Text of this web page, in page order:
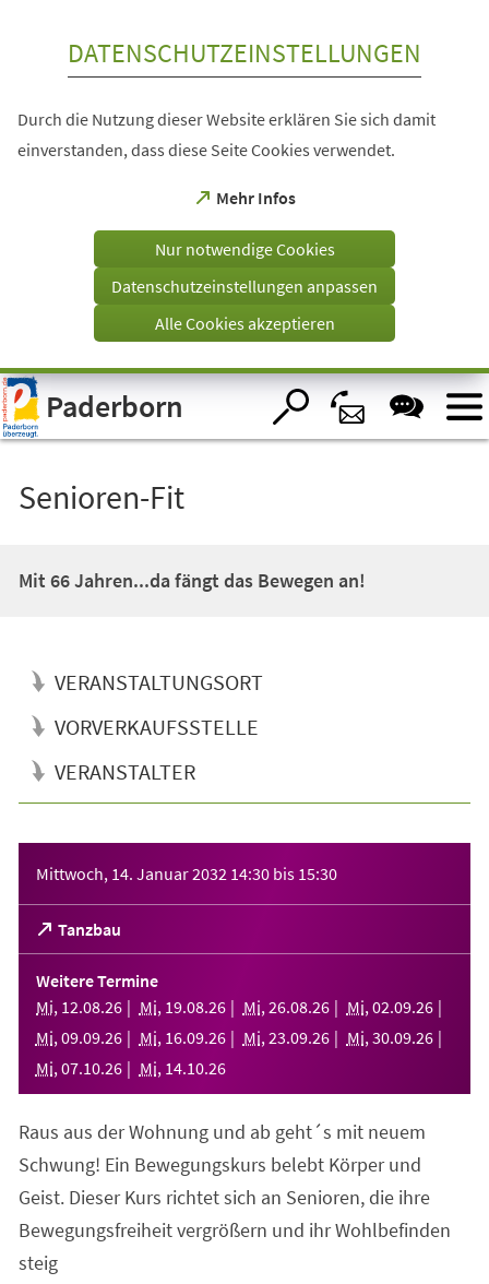
Visuelle
Assistenzsoftware
öffnen.
DATENSCHUTZEINSTELLUNGEN
Durch die Nutzung dieser Website erklären Sie sich damit
einverstanden, dass diese Seite Cookies verwendet.
Mehr Infos
(Öffnet
einem
Tab)
Nur notwendige Cookies
Datenschutzeinstellungen anpassen
Alle Cookies akzeptieren
Paderborn
Senioren-Fit
Mit 66 Jahren...da fängt das Bewegen an!
VERANSTALTUNGSORT
VORVERKAUFSSTELLE
VERANSTALTER
Mittwoch, 14. Januar 2032 14:30 bis 15:30
Tanzbau
(Öffnet
in
einem
neuen
Tab)
Weitere Termine
Mi, 12.08.26 Mi, 19.08.26 Mi, 26.08.26 Mi, 02.09.26
Mi, 09.09.26 Mi, 16.09.26 Mi, 23.09.26 Mi, 30.09.26
Mi, 07.10.26 Mi, 14.10.26
Raus aus der Wohnung und ab geht´s mit neuem
Schwung! Ein Bewegungskurs belebt Körper und
Geist. Dieser Kurs richtet sich an Senioren, die ihre
Bewegungsfreiheit vergrößern und ihr Wohlbefinden
steig